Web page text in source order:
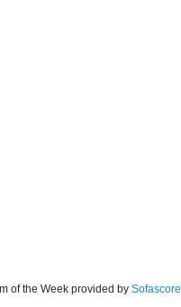
of the Week provided by Sofascore